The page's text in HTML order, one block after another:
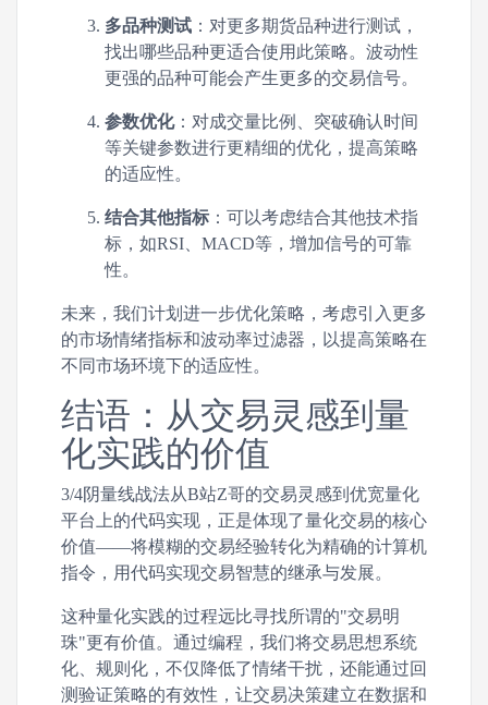
多品种测试 ：对更多期货品种进行测试，
找出哪些品种更适合使用此策略。波动性
更强的品种可能会产生更多的交易信号。
参数优化：对成交量比例、突破确认时间
等关键参数进行更精细的优化，提高策略
的适应性。
结合其他指标 ：可以考虑结合其他技术指
标，如RSI、MACD等，增加信号的可靠
性。
未来，我们计划进一步优化策略，考虑引入更多
的市场情绪指标和波动率过滤器，以提高策略在
不同市场环境下的适应性。
结语：从交易灵感到量
化实践的价值
3/4阴量线战法从B站Z哥的交易灵感到优宽量化
平台上的代码实现，正是体现了量化交易的核心
价值——将模糊的交易经验转化为精确的计算机
指令，用代码实现交易智慧的继承与发展。
这种量化实践的过程远比寻找所谓的"交易明
珠"更有价值。通过编程，我们将交易思想系统
化、规则化，不仅降低了情绪干扰，还能通过回
测验证策略的有效性，让交易决策建立在数据和